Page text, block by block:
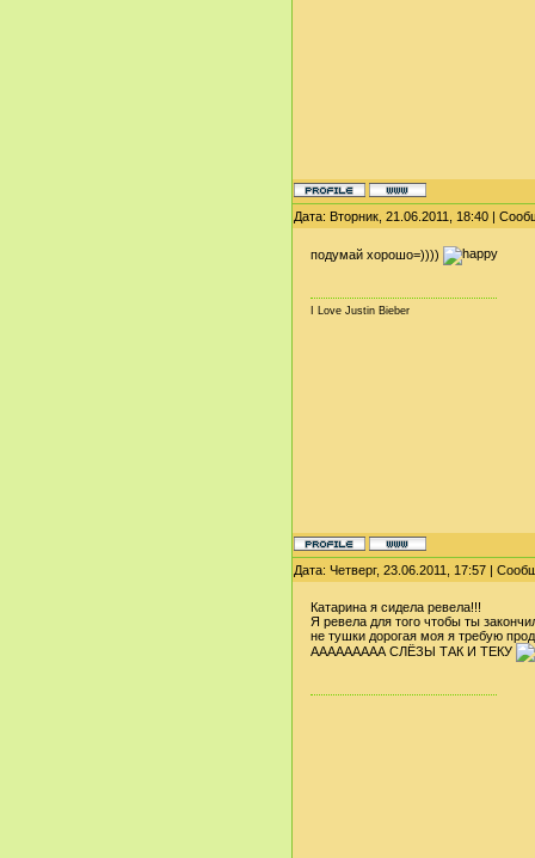
Дата: Вторник, 21.06.2011, 18:40 |
подумай хорошо=))))
I Love Justin Bieber
Дата: Четверг, 23.06.2011, 17:57 |
Катарина я сидела ревела!!!
Я ревела для того чтобы ты
не тушки дорогая моя я требую
ААААААААА СЛЁЗЫ ТАК И ТЕКУ